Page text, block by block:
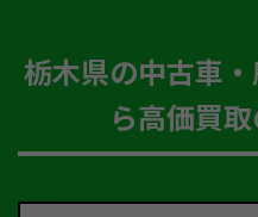
栃木県の中古車
ら高価買